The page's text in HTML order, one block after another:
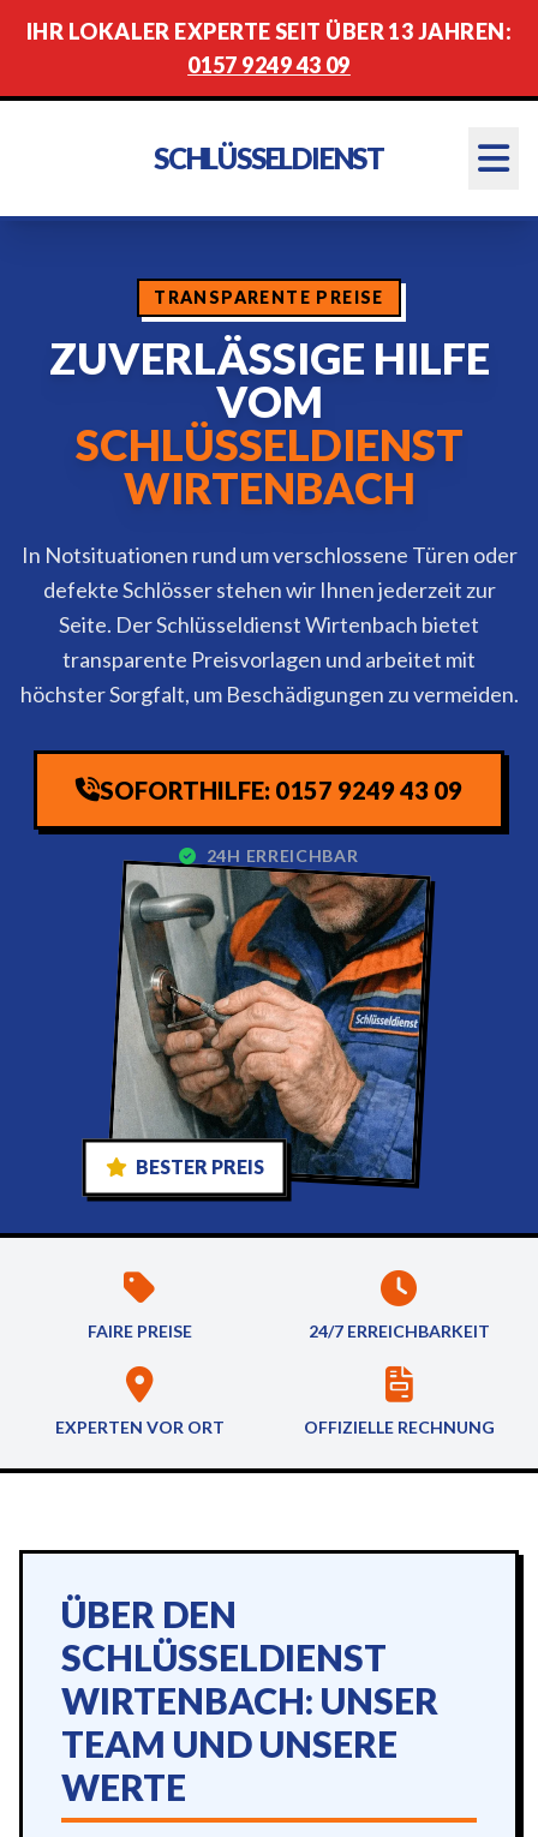
IHR LOKALER EXPERTE SEIT ÜBER 13 JAHREN:
0157 9249 43 09
SCHLÜSSELDIENST
TRANSPARENTE PREISE
ZUVERLÄSSIGE HILFE
VOM
SCHLÜSSELDIENST
WIRTENBACH
In Notsituationen rund um verschlossene Türen oder
defekte Schlösser stehen wir Ihnen jederzeit zur
Seite. Der Schlüsseldienst Wirtenbach bietet
transparente Preisvorlagen und arbeitet mit
höchster Sorgfalt, um Beschädigungen zu vermeiden.
SOFORTHILFE: 0157 9249 43 09
24H ERREICHBAR
BESTER PREIS
FAIRE PREISE 24/7 ERREICHBARKEIT
EXPERTEN VOR ORT OFFIZIELLE RECHNUNG
ÜBER DEN
SCHLÜSSELDIENST
WIRTENBACH: UNSER
TEAM UND UNSERE
WERTE